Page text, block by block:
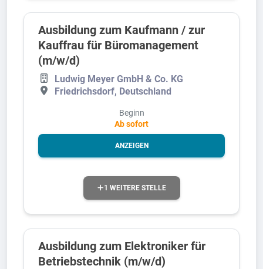
Ausbildung zum Kaufmann / zur
Kauffrau für Büromanagement
(m/w/d)
Ludwig Meyer GmbH & Co. KG
Friedrichsdorf, Deutschland
Beginn
Ab sofort
ANZEIGEN
1 WEITERE STELLE
Ausbildung zum Elektroniker für
Betriebstechnik (m/w/d)